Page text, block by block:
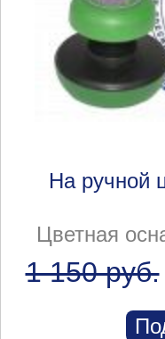
На ручной
Цветная
1 150 руб.